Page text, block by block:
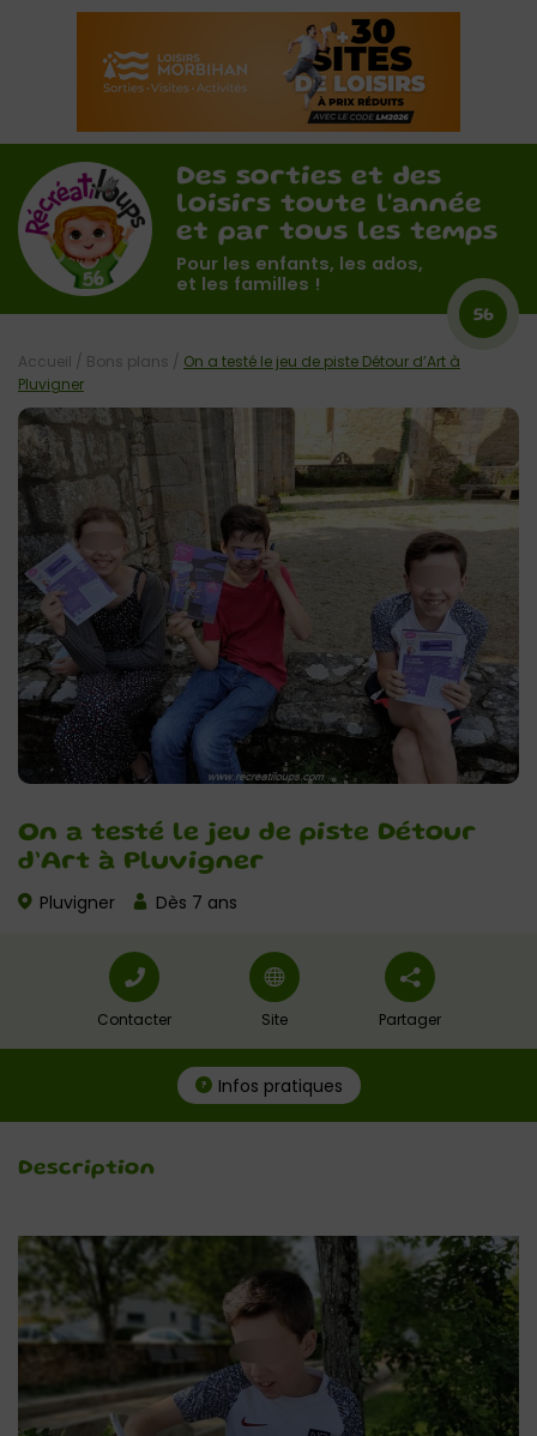
Des sorties et des
loisirs toute l'année
et par tous les temps
Pour les enfants, les ados,
et les familles !
56
On a testé le jeu de piste Détour
d’Art à Pluvigner
Pluvigner Dès 7 ans
Accueil / Bons plans / On a testé le jeu de piste Détour d’Art à
Pluvigner
Contacter Site Partager
Infos pratiques
Description